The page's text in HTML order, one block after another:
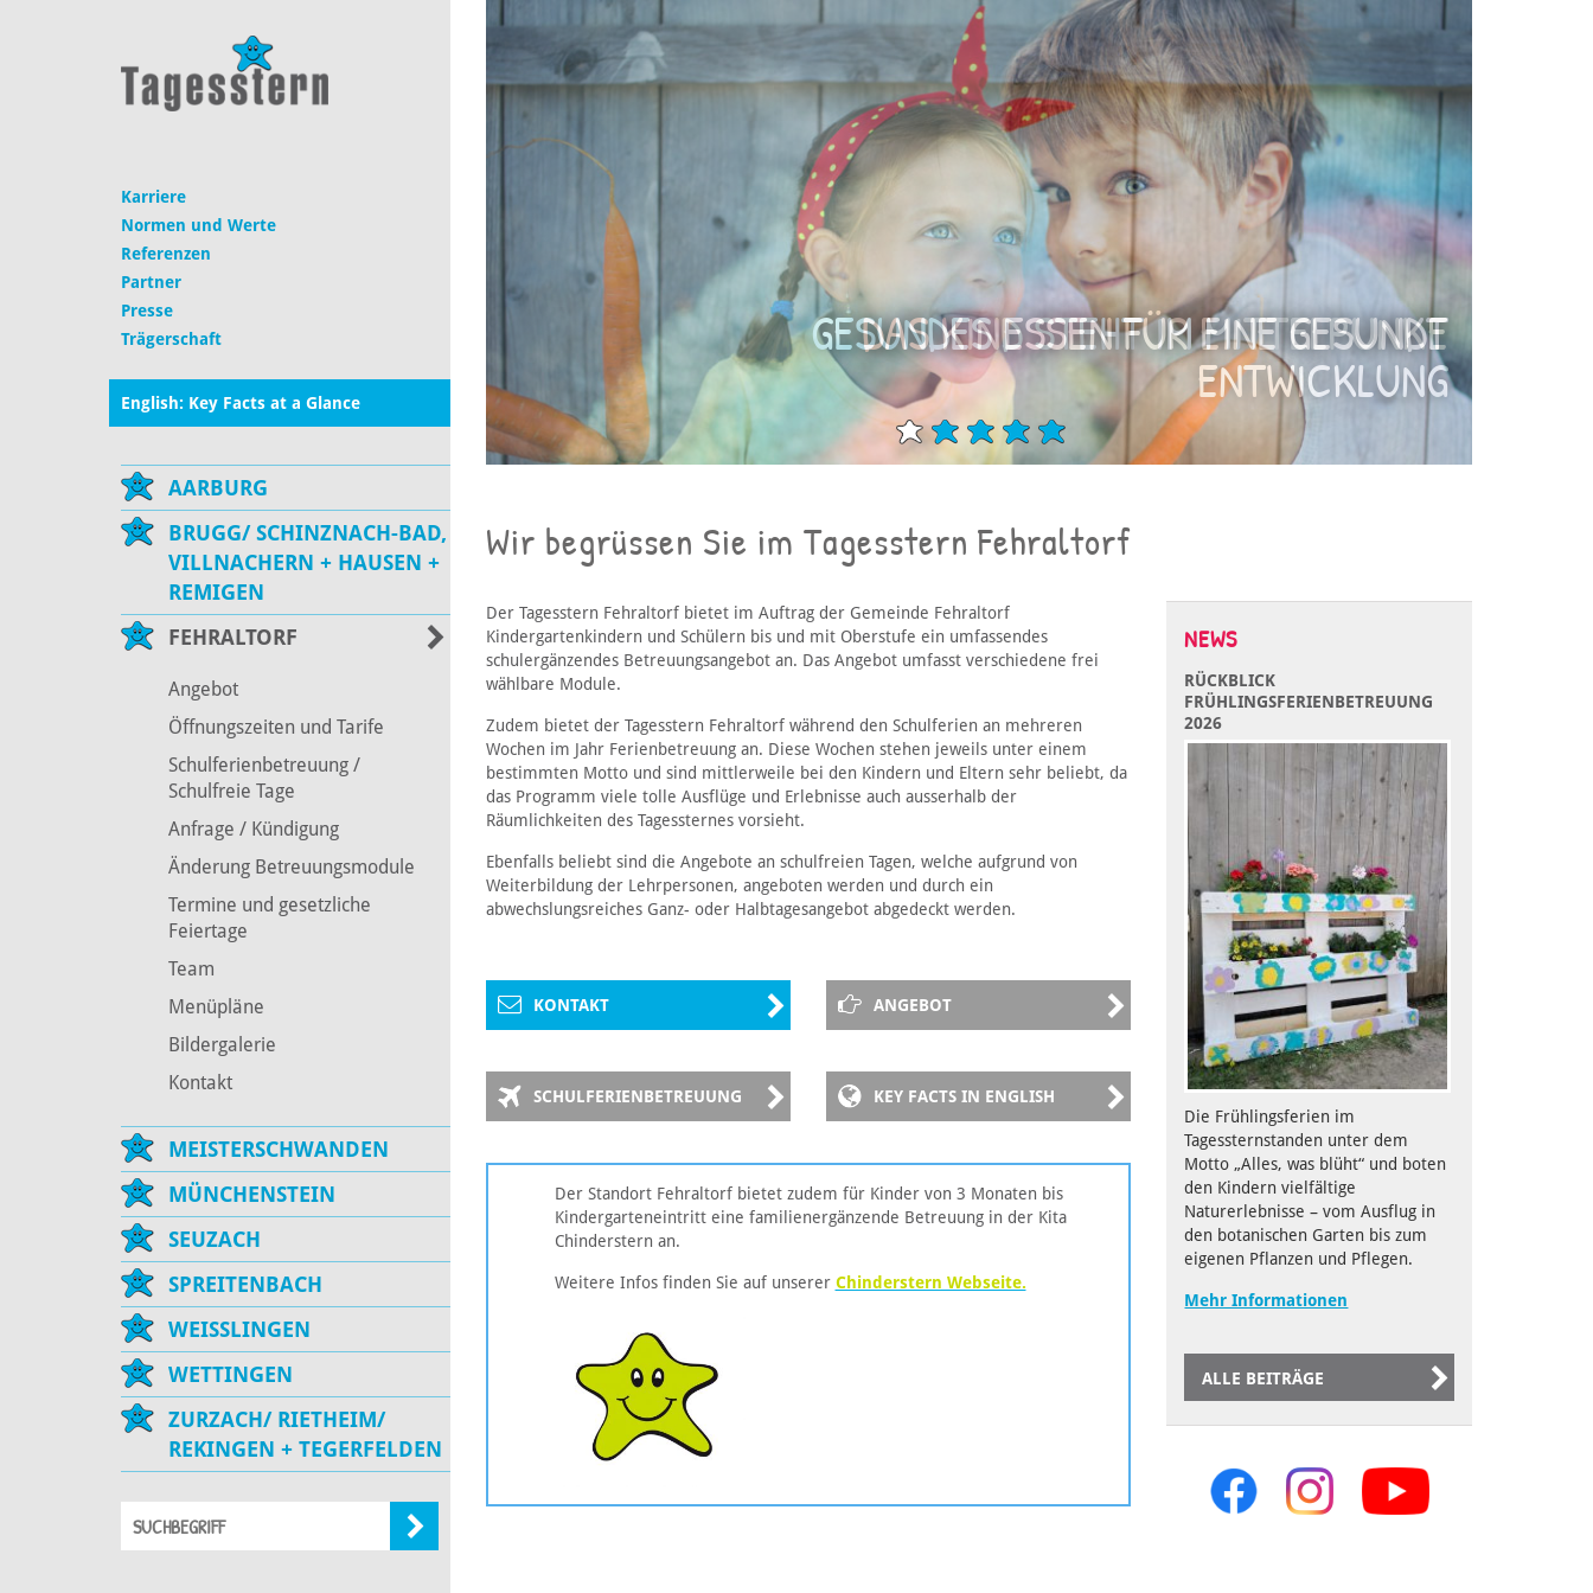
Karriere
Normen und Werte
Referenzen
Partner
Presse
Trägerschaft
English: Key Facts at a Glance
AARBURG
BRUGG/ SCHINZNACH-BAD,
VILLNACHERN + HAUSEN +
REMIGEN
FEHRALTORF
Angebot
Öffnungszeiten und Tarife
Schulferienbetreuung /
Schulfreie Tage
Anfrage / Kündigung
Änderung Betreuungsmodule
Termine und gesetzliche
Feiertage
Team
Menüpläne
Bildergalerie
Kontakt
MEISTERSCHWANDEN
MÜNCHENSTEIN
SEUZACH
SPREITENBACH
WEISSLINGEN
WETTINGEN
ZURZACH/ RIETHEIM/
REKINGEN + TEGERFELDEN
GESUNDES ESSEN FÜR EINE GESUNDE
ENTWICKLUNG
Wir begrüssen Sie im Tagesstern Fehraltorf
Der Tagesstern Fehraltorf bietet im Auftrag der Gemeinde Fehraltorf
Kindergartenkindern und Schülern bis und mit Oberstufe ein umfassendes
schulergänzendes Betreuungsangebot an. Das Angebot umfasst verschiedene frei
wählbare Module.
Zudem bietet der Tagesstern Fehraltorf während den Schulferien an mehreren
Wochen im Jahr Ferienbetreuung an. Diese Wochen stehen jeweils unter einem
bestimmten Motto und sind mittlerweile bei den Kindern und Eltern sehr beliebt, da
das Programm viele tolle Ausflüge und Erlebnisse auch ausserhalb der
Räumlichkeiten des Tagessternes vorsieht.
Ebenfalls beliebt sind die Angebote an schulfreien Tagen, welche aufgrund von
Weiterbildung der Lehrpersonen, angeboten werden und durch ein
abwechslungsreiches Ganz- oder Halbtagesangebot abgedeckt werden.
KONTAKT ANGEBOT
SCHULFERIENBETREUUNG KEY FACTS IN ENGLISH
Der Standort Fehraltorf bietet zudem für Kinder von 3 Monaten bis
Kindergarteneintritt eine familienergänzende Betreuung in der Kita
Chinderstern an.
Weitere Infos finden Sie auf unserer Chinderstern Webseite.
NEWS
RÜCKBLICK
FRÜHLINGSFERIENBETREUUNG
2026
Die Frühlingsferien im
Tagessternstanden unter dem
Motto „Alles, was blüht“ und boten
den Kindern vielfältige
Naturerlebnisse – vom Ausflug in
den botanischen Garten bis zum
eigenen Pflanzen und Pflegen.
Mehr Informationen
ALLE BEITRÄGE